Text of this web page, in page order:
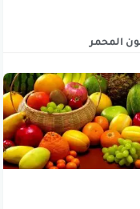
المحمر